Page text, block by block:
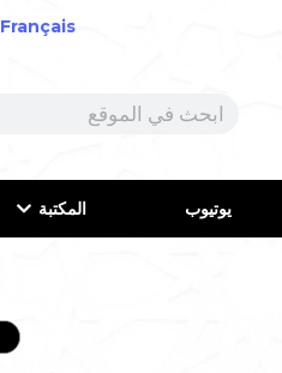
Français
يوتيوب المكتبة